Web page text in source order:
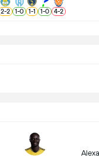
2-2 1-0 1-1 1-0 4-2